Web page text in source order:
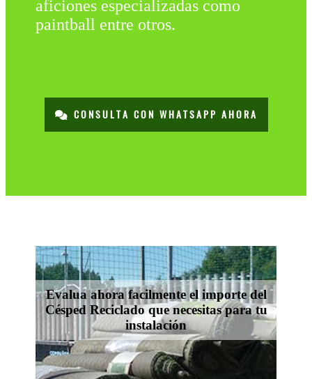
aficiones especializadas como
paintball entre otros.
CONSULTA CON WHATSAPP AHORA
Evalua ahora facilmente el importe del
Césped Reciclado que necesitas para tu
instalación